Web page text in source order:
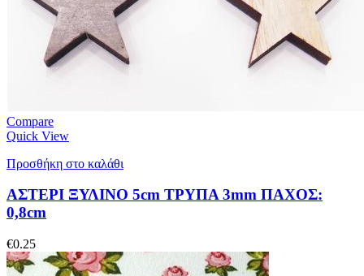
Compare
Quick View
Προσθήκη στο καλάθι
ΑΣΤΕΡΙ ΞΥΛΙΝΟ 5cm ΤΡΥΠΑ 3mm ΠΑΧΟΣ:
0,8cm
€0.25